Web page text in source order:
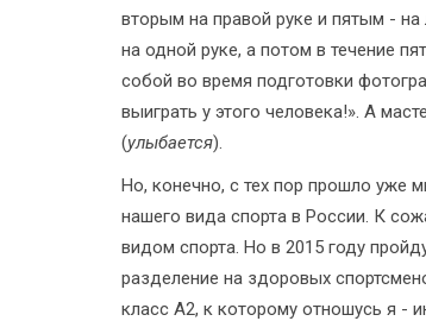
вторым на правой руке и пятым -
на одной руке, а потом в течение
собой во время подготовки
выиграть у этого человека!». А
(улыбается).
Но, конечно, с тех пор прошло уже
нашего вида спорта в России. К
видом спорта. Но в 2015 году
разделение на здоровых
класс А2, к которому отношусь я -